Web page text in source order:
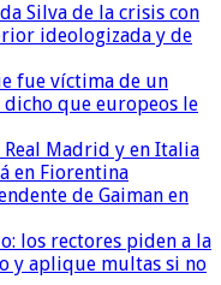
Silva de la crisis con
ideologizada y de
fue víctima de un
que europeos le
Real Madrid y en Italia
en Fiorentina
de Gaiman en
los rectores piden a la
y aplique multas si no